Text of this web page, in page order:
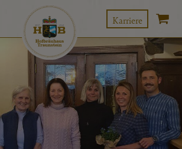
Karriere